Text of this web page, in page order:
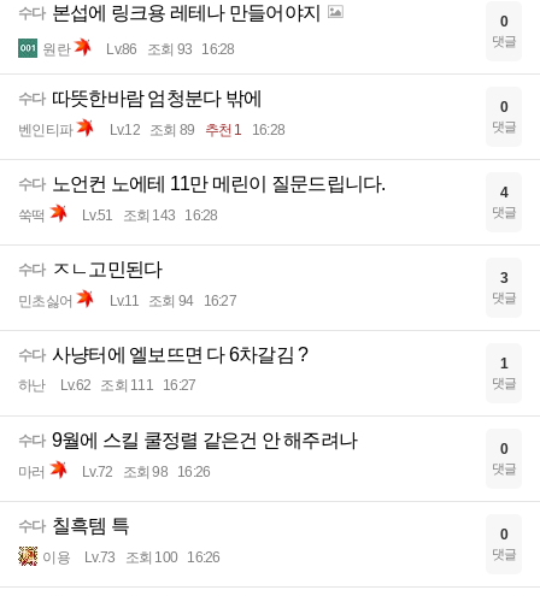
수다 본섭에 링크용 레테나 만들어야지
원란 Lv.86 조회 93 16:28
0
댓글
수다 따뜻한바람 엄청분다 밖에
벤인티파 Lv.12 조회 89 추천 1 16:28
0
댓글
수다 노언컨 노에테 11만 메린이 질문드립니다.
쑥떡 Lv.51 조회 143 16:28
4
댓글
수다 ㅈㄴ고민된다
민초싫어 Lv.11 조회 94 16:27
3
댓글
수다 사냥터에 엘보뜨면 다 6차갈김 ?
하난 Lv.62 조회 111 16:27
1
댓글
수다 9월에 스킬 쿨정렬 같은건 안 해주려나
마러 Lv.72 조회 98 16:26
0
댓글
수다 칠흑템 특
이용 Lv.73 조회 100 16:26
0
댓글